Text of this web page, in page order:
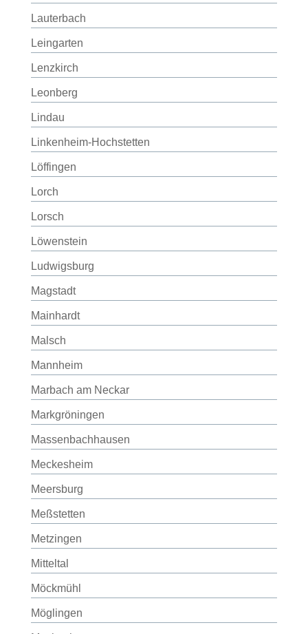
Lauterbach
Leingarten
Lenzkirch
Leonberg
Lindau
Linkenheim-Hochstetten
Löffingen
Lorch
Lorsch
Löwenstein
Ludwigsburg
Magstadt
Mainhardt
Malsch
Mannheim
Marbach am Neckar
Markgröningen
Massenbachhausen
Meckesheim
Meersburg
Meßstetten
Metzingen
Mitteltal
Möckmühl
Möglingen